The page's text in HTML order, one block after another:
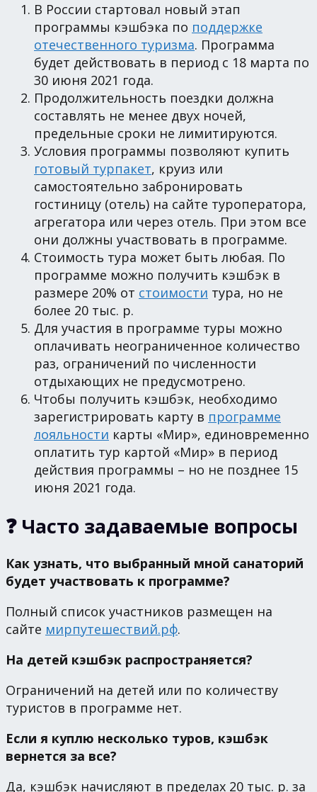
В России стартовал новый этап
программы кэшбэка по поддержке
отечественного туризма. Программа
будет действовать в период с 18 марта по
30 июня 2021 года.
Продолжительность поездки должна
составлять не менее двух ночей,
предельные сроки не лимитируются.
Условия программы позволяют купить
готовый турпакет, круиз или
самостоятельно забронировать
гостиницу (отель) на сайте туроператора,
агрегатора или через отель. При этом все
они должны участвовать в программе.
Стоимость тура может быть любая. По
программе можно получить кэшбэк в
размере 20% от стоимости тура, но не
более 20 тыс. р.
Для участия в программе туры можно
оплачивать неограниченное количество
раз, ограничений по численности
отдыхающих не предусмотрено.
Чтобы получить кэшбэк, необходимо
зарегистрировать карту в программе
лояльности карты «Мир», единовременно
оплатить тур картой «Мир» в период
действия программы – но не позднее 15
июня 2021 года.
❓ Часто задаваемые вопросы
Как узнать, что выбранный мной санаторий
будет участвовать к программе?
Полный список участников размещен на
сайте мирпутешествий.рф.
На детей кэшбэк распространяется?
Ограничений на детей или по количеству
туристов в программе нет.
Если я куплю несколько туров, кэшбэк
вернется за все?
Да, кэшбэк начисляют в пределах 20 тыс. р. за